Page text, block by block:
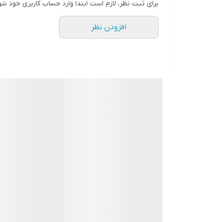
برای ثبت نظر، لازم است ابتدا وارد حساب کاربری خود
افزودن نظر